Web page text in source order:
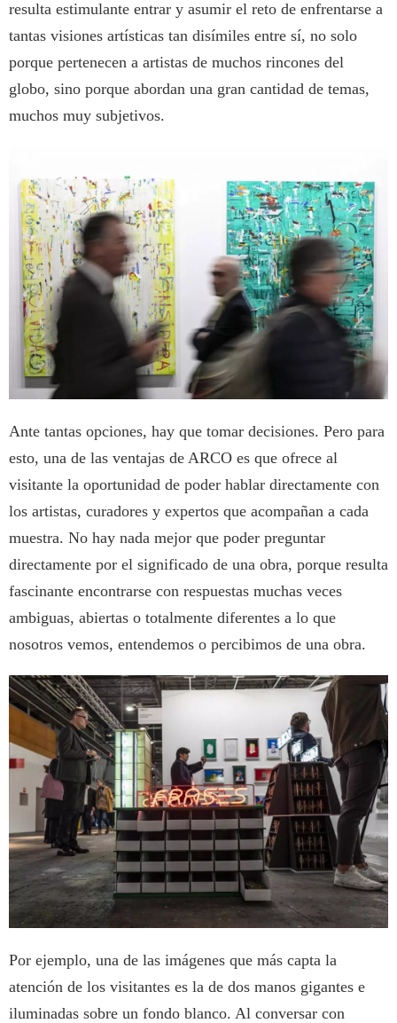
resulta estimulante entrar y asumir el reto de enfrentarse a
tantas visiones artísticas tan disímiles entre sí, no solo
porque pertenecen a artistas de muchos rincones del
globo, sino porque abordan una gran cantidad de temas,
muchos muy subjetivos.
Ante tantas opciones, hay que tomar decisiones. Pero para
esto, una de las ventajas de ARCO es que ofrece al
visitante la oportunidad de poder hablar directamente con
los artistas, curadores y expertos que acompañan a cada
muestra. No hay nada mejor que poder preguntar
directamente por el significado de una obra, porque resulta
fascinante encontrarse con respuestas muchas veces
ambiguas, abiertas o totalmente diferentes a lo que
nosotros vemos, entendemos o percibimos de una obra.
Por ejemplo, una de las imágenes que más capta la
atención de los visitantes es la de dos manos gigantes e
iluminadas sobre un fondo blanco. Al conversar con